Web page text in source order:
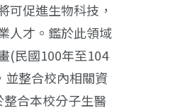
可促進生物科技，
人才。鑑於此領域
(民國100年至104
整合校內相關資
合本校分子生醫